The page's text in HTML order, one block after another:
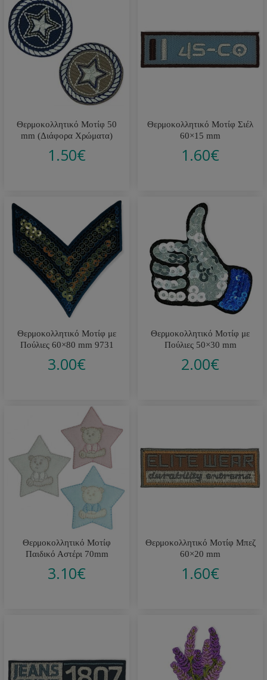
Θερμοκολλητικό Μοτίφ 50
mm (Διάφορα Χρώματα)
1.50€
Θερμοκολλητικό Μοτίφ Σιέλ
60×15 mm
1.60€
Θερμοκολλητικό Μοτίφ με
Πούλιες 60×80 mm 9731
3.00€
Θερμοκολλητικό Μοτίφ με
Πούλιες 50×30 mm
2.00€
Θερμοκολλητικό Μοτίφ
Παιδικό Αστέρι 70mm
3.10€
Θερμοκολλητικό Μοτίφ Μπεζ
60×20 mm
1.60€